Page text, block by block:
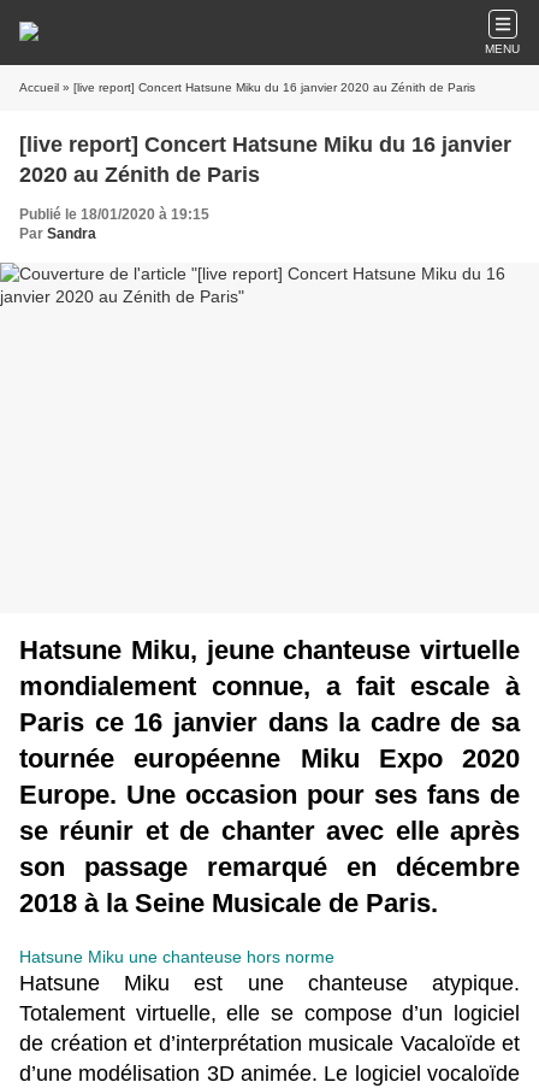
MENU
Accueil » [live report] Concert Hatsune Miku du 16 janvier 2020 au Zénith de Paris
[live report] Concert Hatsune Miku du 16 janvier
2020 au Zénith de Paris
Publié le 18/01/2020 à 19:15
Par Sandra
Hatsune Miku, jeune chanteuse virtuelle
mondialement connue, a fait escale à
Paris ce 16 janvier dans la cadre de sa
tournée européenne Miku Expo 2020
Europe. Une occasion pour ses fans de
se réunir et de chanter avec elle après
son passage remarqué en décembre
2018 à la Seine Musicale de Paris.
Hatsune Miku une chanteuse hors norme
Hatsune Miku est une chanteuse atypique.
Totalement virtuelle, elle se compose d’un logiciel
de création et d’interprétation musicale Vacaloïde et
d’une modélisation 3D animée. Le logiciel vocaloïde